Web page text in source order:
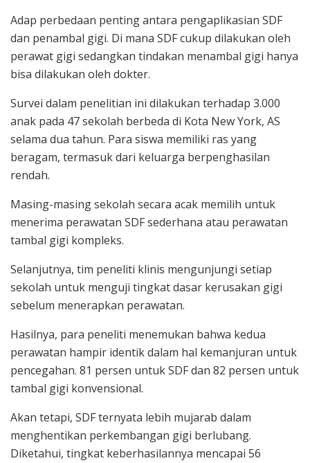
Adap perbedaan penting antara pengaplikasian SDF
dan penambal gigi. Di mana SDF cukup dilakukan oleh
perawat gigi sedangkan tindakan menambal gigi hanya
bisa dilakukan oleh dokter.
Survei dalam penelitian ini dilakukan terhadap 3.000
anak pada 47 sekolah berbeda di Kota New York, AS
selama dua tahun. Para siswa memiliki ras yang
beragam, termasuk dari keluarga berpenghasilan
rendah.
Masing-masing sekolah secara acak memilih untuk
menerima perawatan SDF sederhana atau perawatan
tambal gigi kompleks.
Selanjutnya, tim peneliti klinis mengunjungi setiap
sekolah untuk menguji tingkat dasar kerusakan gigi
sebelum menerapkan perawatan.
Hasilnya, para peneliti menemukan bahwa kedua
perawatan hampir identik dalam hal kemanjuran untuk
pencegahan. 81 persen untuk SDF dan 82 persen untuk
tambal gigi konvensional.
Akan tetapi, SDF ternyata lebih mujarab dalam
menghentikan perkembangan gigi berlubang.
Diketahui, tingkat keberhasilannya mencapai 56